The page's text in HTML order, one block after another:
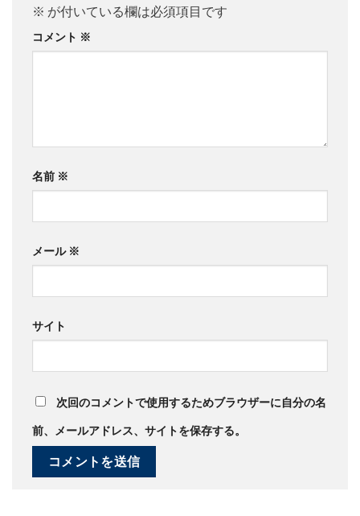
※ が付いている欄は必須項目です
コメント ※
名前 ※
メール ※
サイト
次回のコメントで使用するためブラウザーに自分の名
前、メールアドレス、サイトを保存する。